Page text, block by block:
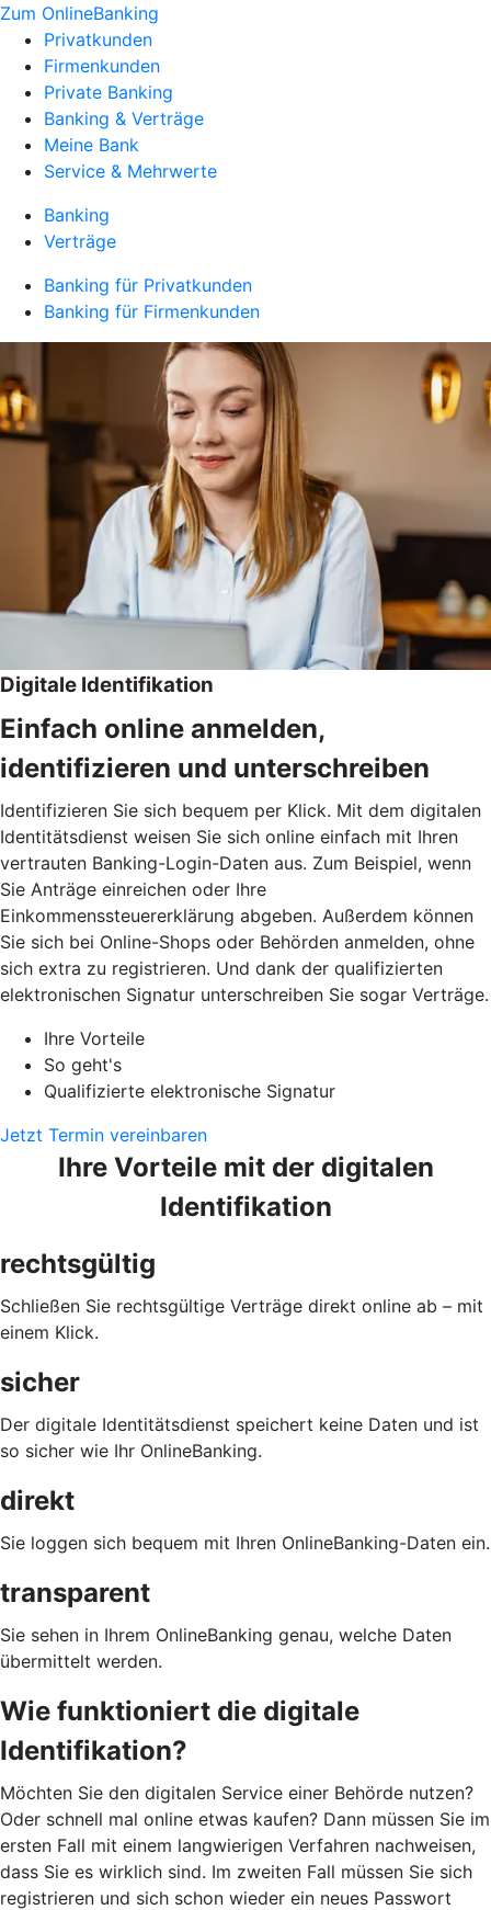
Zum OnlineBanking
Privatkunden
Firmenkunden
Private Banking
Banking & Verträge
Meine Bank
Service & Mehrwerte
Banking
Verträge
Banking für Privatkunden
Banking für Firmenkunden
Digitale Identifikation
Einfach online anmelden,
identifizieren und unterschreiben
Identifizieren Sie sich bequem per Klick. Mit dem digitalen
Identitätsdienst weisen Sie sich online einfach mit Ihren
vertrauten Banking-Login-Daten aus. Zum Beispiel, wenn
Sie Anträge einreichen oder Ihre
Einkommenssteuererklärung abgeben. Außerdem können
Sie sich bei Online-Shops oder Behörden anmelden, ohne
sich extra zu registrieren. Und dank der qualifizierten
elektronischen Signatur unterschreiben Sie sogar Verträge.
Ihre Vorteile
So geht's
Qualifizierte elektronische Signatur
Jetzt Termin vereinbaren
Ihre Vorteile mit der digitalen
Identifikation
rechtsgültig
Schließen Sie rechtsgültige Verträge direkt online ab – mit
einem Klick.
sicher
Der digitale Identitätsdienst speichert keine Daten und ist
so sicher wie Ihr OnlineBanking.
direkt
Sie loggen sich bequem mit Ihren OnlineBanking-Daten ein.
transparent
Sie sehen in Ihrem OnlineBanking genau, welche Daten
übermittelt werden.
Wie funktioniert die digitale
Identifikation?
Möchten Sie den digitalen Service einer Behörde nutzen?
Oder schnell mal online etwas kaufen? Dann müssen Sie im
ersten Fall mit einem langwierigen Verfahren nachweisen,
dass Sie es wirklich sind. Im zweiten Fall müssen Sie sich
registrieren und sich schon wieder ein neues Passwort